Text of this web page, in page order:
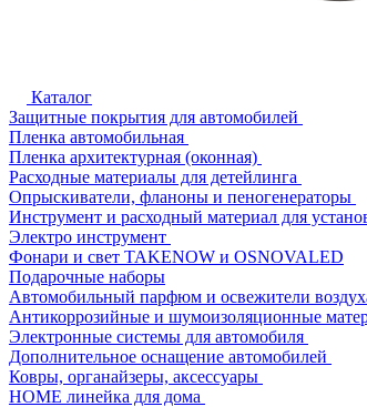
Каталог
Защитные покрытия для автомобилей
Пленка автомобильная
Пленка архитектурная (оконная)
Расходные материалы для детейлинга
Опрыскиватели, фланоны и пеногенераторы
Инструмент и расходный материал для
Электро инструмент
Фонари и свет TAKENOW и OSNOVALED
Подарочные наборы
Автомобильный парфюм и освежители
Антикоррозийные и шумоизоляционные
Электронные системы для автомобиля
Дополнительное оснащение автомобилей
Ковры, органайзеры, аксессуары
HOME линейка для дома